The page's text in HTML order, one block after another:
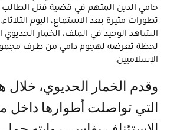
حامي الدين المتهم في قضية قتل
تطورات مثيرة بعد الاستماع، اليوم
الشاهد الوحيد في الملف، الخمار
لحظة تعرضه لهجوم دامي من طرف
الإسلاميين.
وقدم الخمار الحديوي، خلال هذه الجلسة
التي تواصلت أطوارها داخل